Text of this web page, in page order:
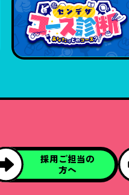
採用ご担当の
方へ